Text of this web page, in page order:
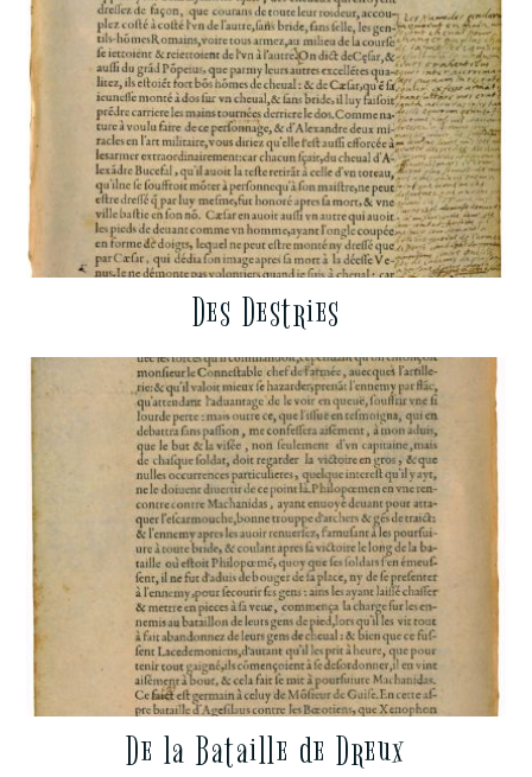
Des Destries
De la Bataille de Dreux